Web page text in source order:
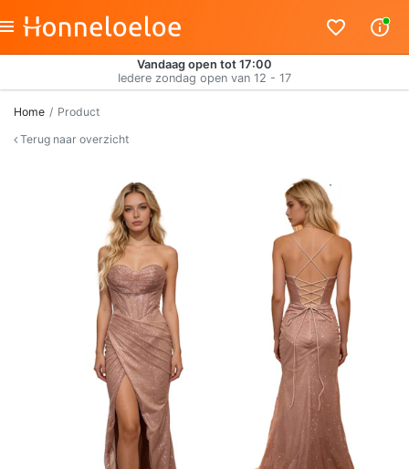
Vandaag open tot 17:00
Iedere zondag open van 12 - 17
Home
Product
Terug naar overzicht